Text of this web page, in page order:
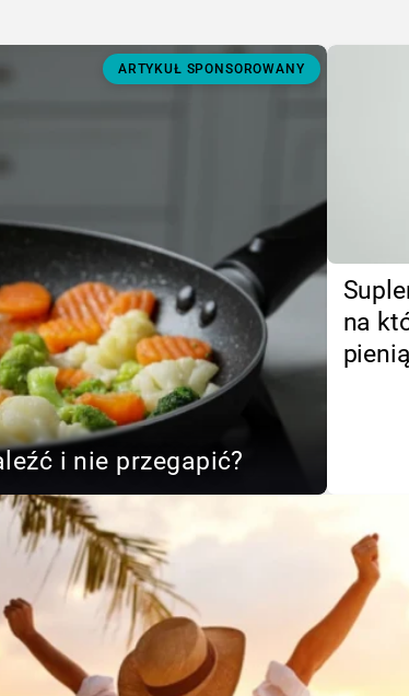
ARTYKUŁ SPONSOROWANY
i nie przegapić?
na